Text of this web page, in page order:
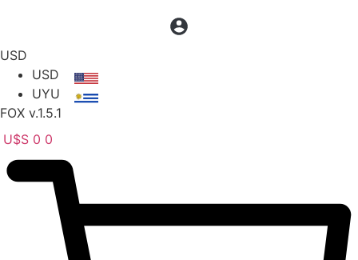
USD
USD
UYU
FOX v.1.5.1
U$S 0 0